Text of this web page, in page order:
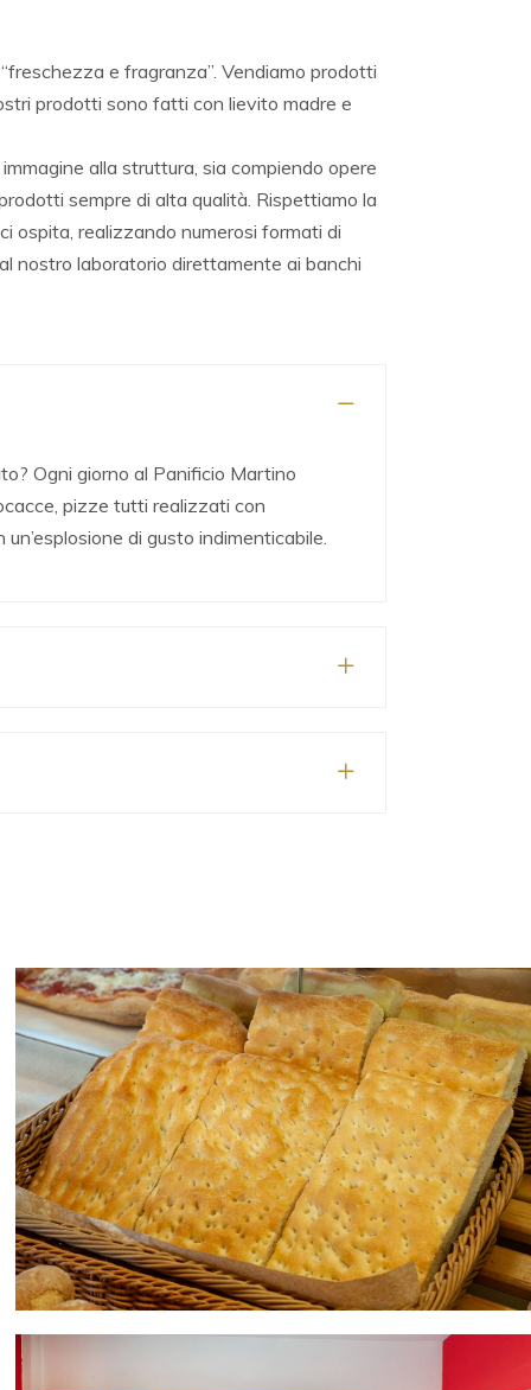
e fragranza”. Vendiamo prodotti
prodotti sono fatti con lievito madre e
alla struttura, sia compiendo opere
sempre di alta qualità. Rispettiamo la
ospita, realizzando numerosi formati di
nostro laboratorio direttamente ai banchi
Ogni giorno al Panificio Martino
pizze tutti realizzati con
di gusto indimenticabile.